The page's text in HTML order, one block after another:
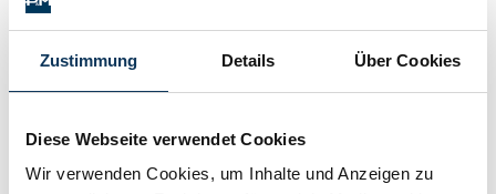
Zustimmung Details Über Cookies
Diese Webseite verwendet Cookies
Wir verwenden Cookies, um Inhalte und Anzeigen zu
Geltendmachung des Unterhaltsanspruches
Gerichtlich wird der Unterhaltsanspruch gegenüber dem
geschiedenen Ehegatten durch Klage geltend gemacht. Die
werden oder auch später nach Beendigung der Scheidung
eingebracht werden. Der Unterhalt ist ausnahmslos in Geld zu